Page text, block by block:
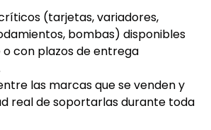
(tarjetas, variadores,
bombas) disponibles
con plazos de entrega
las marcas que se venden y
real de soportarlas durante toda